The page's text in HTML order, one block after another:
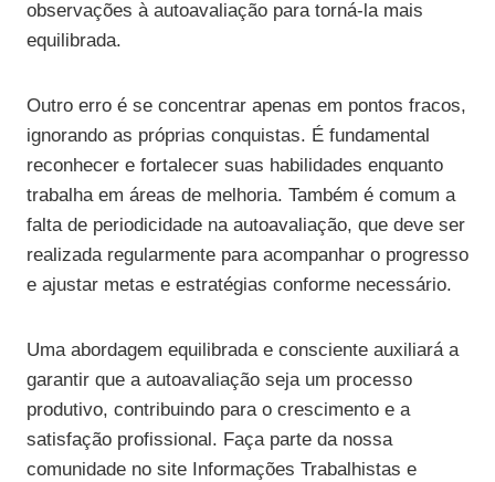
observações à autoavaliação para torná-la mais
equilibrada.
Outro erro é se concentrar apenas em pontos fracos,
ignorando as próprias conquistas. É fundamental
reconhecer e fortalecer suas habilidades enquanto
trabalha em áreas de melhoria. Também é comum a
falta de periodicidade na autoavaliação, que deve ser
realizada regularmente para acompanhar o progresso
e ajustar metas e estratégias conforme necessário.
Uma abordagem equilibrada e consciente auxiliará a
garantir que a autoavaliação seja um processo
produtivo, contribuindo para o crescimento e a
satisfação profissional. Faça parte da nossa
comunidade no site Informações Trabalhistas e